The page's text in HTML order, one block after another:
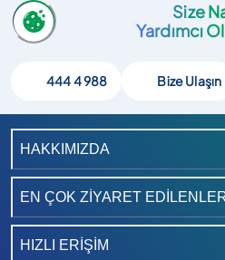
Size
Yardımcı
444 4 988 Bize Ulaşın
HAKKIMIZDA
EN ÇOK ZİYARET
HIZLI ERİŞİM